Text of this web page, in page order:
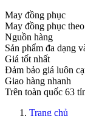
May đồng phục
May đồng phục
Nguồn hàng
Sản phẩm đa dạng
Giá tốt nhất
Đảm bảo giá luôn
Giao hàng nhanh
Trên toàn quốc 63
Trang chủ